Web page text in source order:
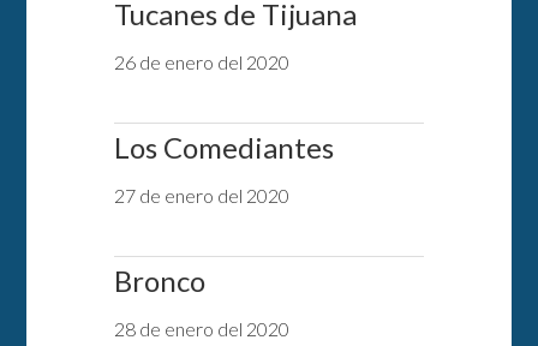
Tucanes de Tijuana
26 de enero del 2020
Los Comediantes
27 de enero del 2020
Bronco
28 de enero del 2020